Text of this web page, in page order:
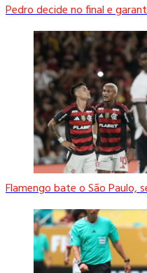
Pedro decide no final e
Flamengo bate o São Paulo,